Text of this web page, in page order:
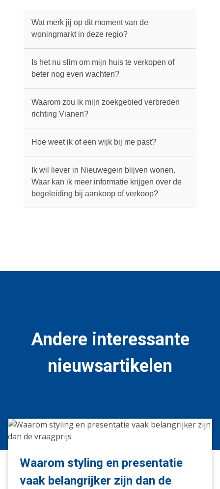
Wat merk jij op dit moment van de
woningmarkt in deze regio?
Is het nu slim om mijn huis te verkopen of
beter nog even wachten?
Waarom zou ik mijn zoekgebied verbreden
richting Vianen?
Hoe weet ik of een wijk bij me past?
Ik wil liever in Nieuwegein blijven wonen.
Waar kan ik meer informatie krijgen over de
begeleiding bij aankoop of verkoop?
Andere interessante
nieuwsartikelen
Waarom
styling
en
presentatie
belangrijker
Waarom styling en presentatie
vaak belangrijker zijn dan de